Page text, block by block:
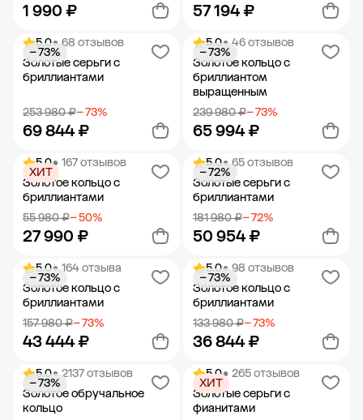
1 990 ₽
Добавить в корзину
57 194 ₽
Добавить в корзину
5.0• 68 отзывов
Золотые серьги с
бриллиантами
253 980 ₽− 73%
69 844 ₽
− 73%
Добавить в корзину
5.0• 46 отзывов
Золотое кольцо с
бриллиантом
выращенным
239 980 ₽− 73%
65 994 ₽
− 73%
Добавить в корзину
5.0• 167 отзывов
Золотое кольцо с
бриллиантами
55 980 ₽− 50%
27 990 ₽
ХИТ
Добавить в корзину
5.0• 65 отзывов
Золотые серьги с
бриллиантами
181 980 ₽− 72%
50 954 ₽
− 72%
Добавить в корзину
5.0• 164 отзыва
Золотое кольцо с
бриллиантами
157 980 ₽− 73%
43 444 ₽
− 73%
Добавить в корзину
5.0• 98 отзывов
Золотое кольцо с
бриллиантами
133 980 ₽− 73%
36 844 ₽
− 73%
Добавить в корзину
5.0• 2137 отзывов
Золотое обручальное
кольцо
− 73%
5.0• 265 отзывов
Золотые серьги с
фианитами
ХИТ